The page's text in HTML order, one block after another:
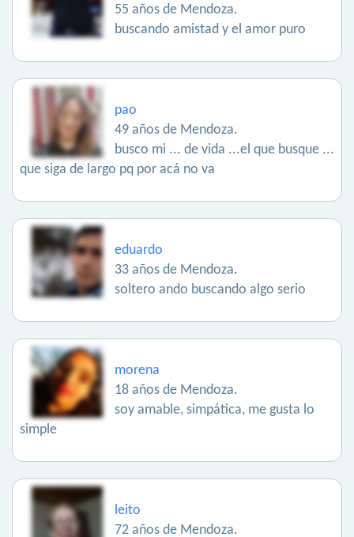
55 años de Mendoza.
buscando amistad y el amor puro
pao
49 años de Mendoza.
busco mi ... de vida ...el que busque ...
que siga de largo pq por acá no va
eduardo
33 años de Mendoza.
soltero ando buscando algo serio
morena
18 años de Mendoza.
soy amable, simpática, me gusta lo
simple
leito
72 años de Mendoza.